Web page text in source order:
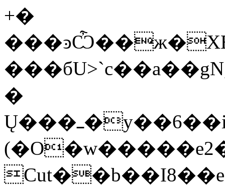
+�
�
Ų���ߺ�y��6��iN�Fr՞bt��]���M�U��5X��q9��o,